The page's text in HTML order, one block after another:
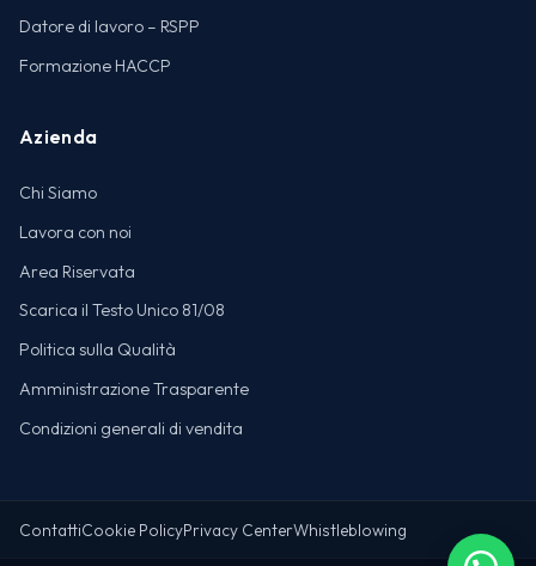
Datore di lavoro – RSPP
Formazione HACCP
Azienda
Chi Siamo
Lavora con noi
Area Riservata
Scarica il Testo Unico 81/08
Politica sulla Qualità
Amministrazione Trasparente
Condizioni generali di vendita
ContattiCookie PolicyPrivacy CenterWhistleblowing